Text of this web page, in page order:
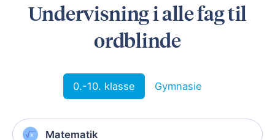
Undervisning i alle fag til
ordblinde
0.-10. klasse Gymnasie
Matematik